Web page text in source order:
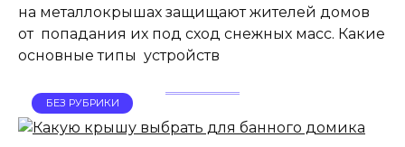
на металлокрышах защищают жителей домов
от попадания их под сход снежных масс. Какие
основные типы устройств
БЕЗ РУБРИКИ